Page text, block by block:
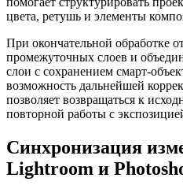
цвета, ретушь и элементы
При окончательной обработке
промежуточных слоев и
слои с сохранением смарт-
возможность дальнейшей
позволяет возвращаться к
повторной работы с
Синхронизация
Lightroom и